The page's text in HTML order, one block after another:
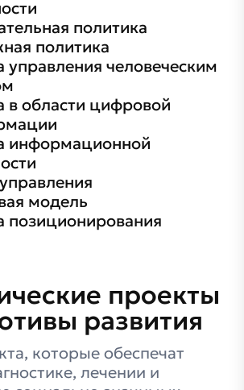
политика
политика
управления человеческим
в области цифровой
информационной
модель
позиционирования
проекты
развития
которые обеспечат
лечении и